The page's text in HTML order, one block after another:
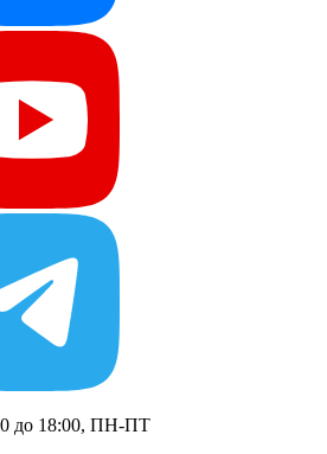
до 18:00, ПН-ПТ